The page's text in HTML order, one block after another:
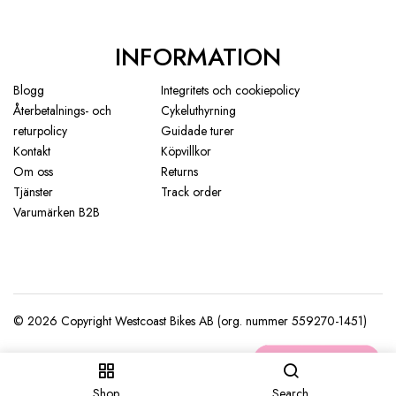
INFORMATION
Blogg
Integritets och cookiepolicy
Återbetalnings- och
returpolicy
Cykeluthyrning
Guidade turer
Kontakt
Köpvillkor
Om oss
Returns
Tjänster
Track order
Varumärken B2B